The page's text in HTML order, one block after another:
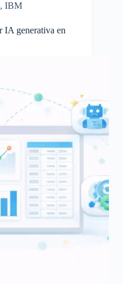
, IBM
IA generativa en